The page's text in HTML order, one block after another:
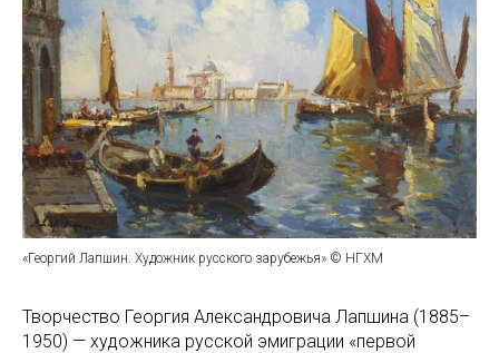
«Георгий Лапшин. Художник русского зарубежья» © НГХМ
Творчество Георгия Александровича Лапшина (1885–
1950) — художника русской эмиграции «первой